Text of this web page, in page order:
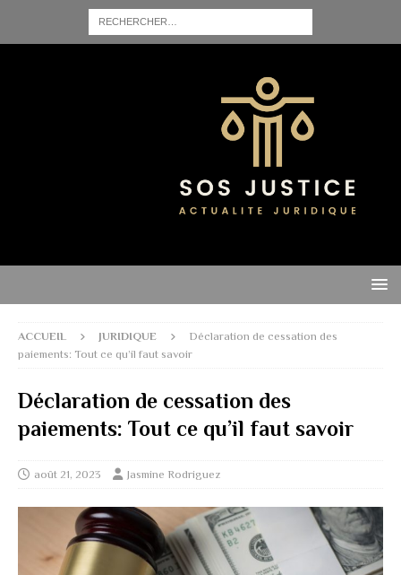
ACCUEIL JURIDIQUE
Déclaration de cessation des
paiements: Tout ce qu’il faut savoir
Déclaration de cessation des
paiements: Tout ce qu’il faut savoir
août 21, 2023 Jasmine Rodriguez